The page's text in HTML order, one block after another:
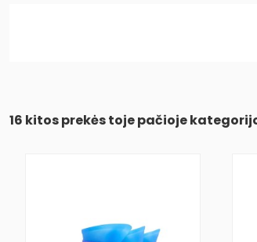
16 kitos prekės toje pačioje